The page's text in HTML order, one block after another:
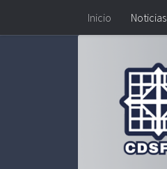
Saltar al contenido
Inicio Noticias